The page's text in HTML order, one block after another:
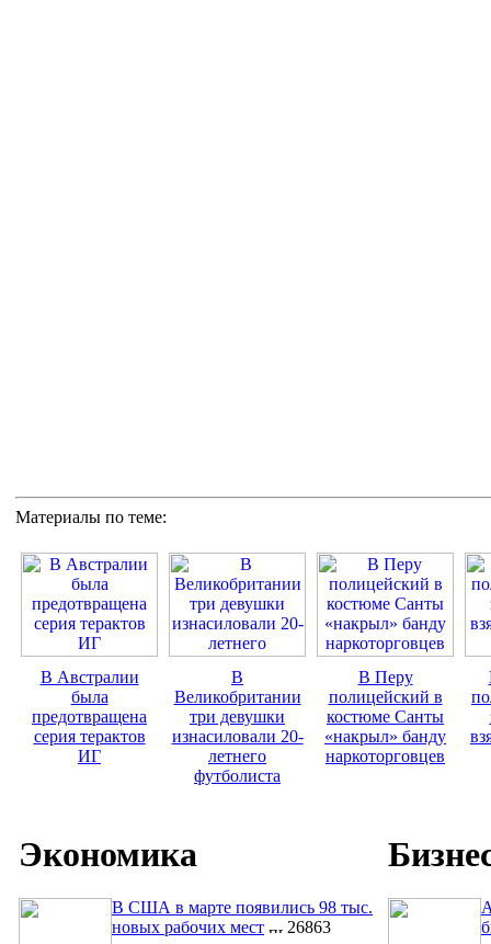
Материалы по теме:
В Австралии
была
предотвращена
серия терактов
ИГ
В
Великобритании
три девушки
изнасиловали 20-
летнего
футболиста
В Перу
полицейский в
костюме Санты
«накрыл» банду
наркоторговцев
Экономика
В США в марте появились 98 тыс.
новых рабочих мест
26863